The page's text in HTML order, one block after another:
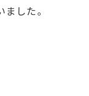
した。